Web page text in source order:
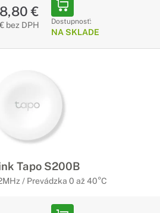
€
bez DPH Dostupnosť:
NA SKLADE
Tapo S200B
/ Prevádzka 0 až 40°C